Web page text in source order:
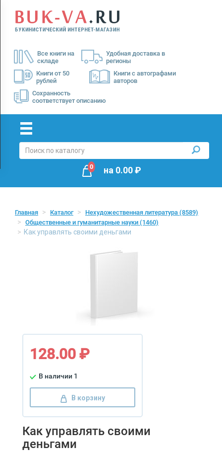
Все книги на
складе
Удобная доставка в
регионы
Книги от 50
рублей
Книги с автографами
авторов
Сохранность
соответствует описанию
Menu
Доставка
Оплата
0 на 0.00₽
Главная Каталог Нехудожественная литература (8589)
Общественные и гуманитарные науки (1460)
Как управлять своими деньгами
128.00 ₽
В наличии 1
В корзину
Как управлять своими
деньгами